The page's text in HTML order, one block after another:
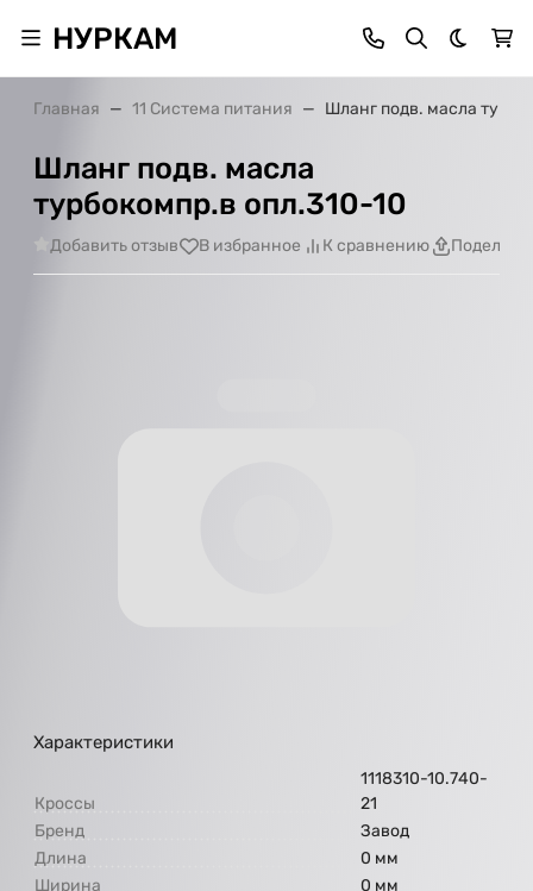
НУРКАМ Темная
Главная 11 Система питания Шланг подв. масла
Шланг подв. масла
турбокомпр.в опл.310-10
Добавить отзыв В избранное К сравнению
Характеристики
Кроссы
1118310-10.740-
21
Бренд
Завод
Длина
0 мм
Ширина
0 мм